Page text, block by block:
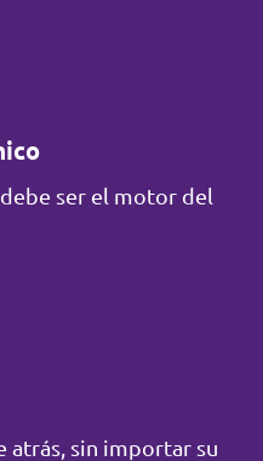
ser el motor del
atrás, sin importar su